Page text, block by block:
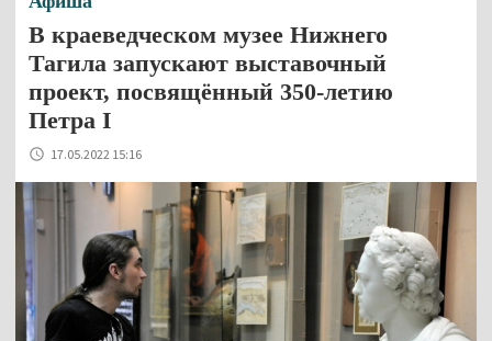
В краеведческом музее Нижнего
Тагила запускают выставочный
проект, посвящённый 350-летию
Петра I
17.05.2022 15:16